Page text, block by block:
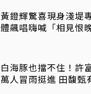
黃鐙輝驚喜現身淺堤
體飆唱嗨喊「相見恨晚
白海豚也擋不住！許
萬人冒雨挺進 田馥甄